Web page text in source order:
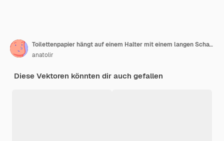
Toilettenpapier hängt auf einem Halter mit einem langen Schatten
anatolir
Diese Vektoren könnten dir auch gefallen